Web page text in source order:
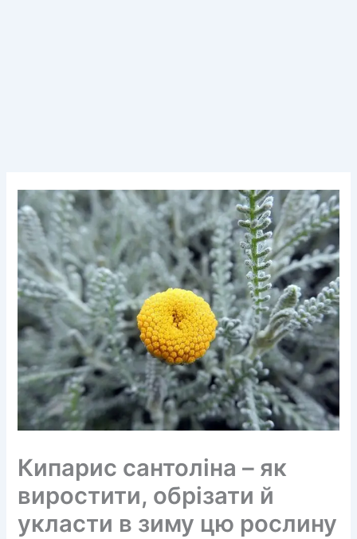
Кипарис сантоліна – як
виростити, обрізати й
укласти в зиму цю рослину